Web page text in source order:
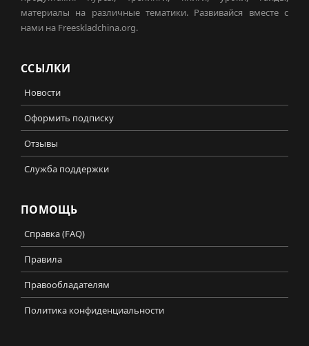
материалы на различные тематики. Развивайся вместе с
нами на Freeskladchina.org.
ССЫЛКИ
Новости
Оформить подписку
Отзывы
Служба поддержки
ПОМОЩЬ
Справка (FAQ)
Правила
Правообладателям
Политика конфиденциальности